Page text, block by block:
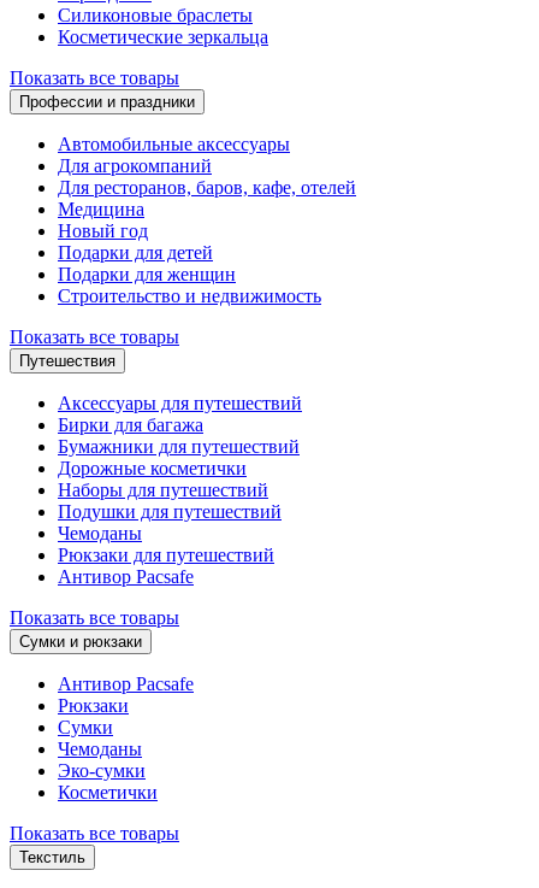
Силиконовые браслеты
Косметические зеркальца
Показать все товары
Профессии и праздники
Автомобильные аксессуары
Для агрокомпаний
Для ресторанов, баров, кафе, отелей
Медицина
Новый год
Подарки для детей
Подарки для женщин
Строительство и недвижимость
Показать все товары
Путешествия
Аксессуары для путешествий
Бирки для багажа
Бумажники для путешествий
Дорожные косметички
Наборы для путешествий
Подушки для путешествий
Чемоданы
Рюкзаки для путешествий
Антивор Pacsafe
Показать все товары
Сумки и рюкзаки
Антивор Pacsafe
Рюкзаки
Сумки
Чемоданы
Эко-сумки
Косметички
Показать все товары
Текстиль